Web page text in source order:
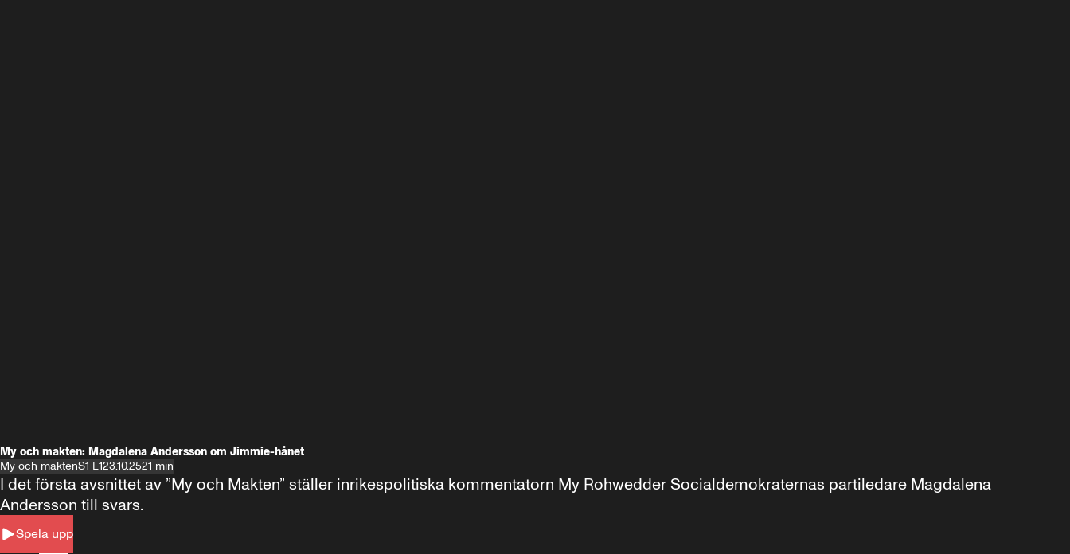
My och makten: Magdalena Andersson om Jimmie-hånet
My och maktenS1 E123.10.2521 min
Spela upp
I det första avsnittet av ”My och Makten” ställer inrikespolitiska kommentatorn My Rohwedder Socialdemokraternas partiledare Magdalena
Andersson till svars.